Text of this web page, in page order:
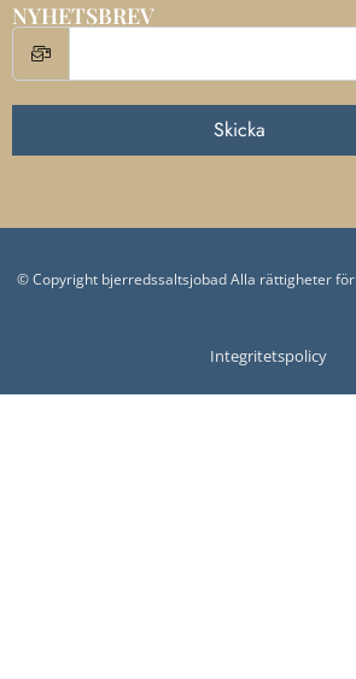
NYHETSBREV
Skicka
© Copyright bjerredssaltsjobad Alla rättigheter
Integritetspolicy